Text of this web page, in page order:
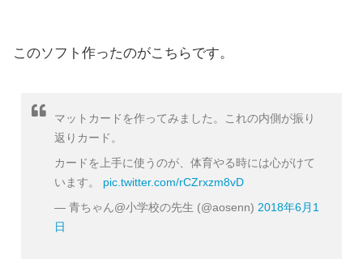
このソフト作ったのがこちらです。
マットカードを作ってみました。これの内側が振り
返りカード。
カードを上手に使うのが、体育やる時には心がけて
います。 pic.twitter.com/rCZrxzm8vD
— 青ちゃん@小学校の先生 (@aosenn) 2018年6月1
日